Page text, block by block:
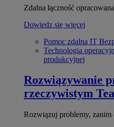
Zdalna łączność
Dowiedz się więcej
Pomoc zdalna IT
Technologia
produkcyjnej
Rozwiązywanie
rzeczywistym
Rozwiązuj problemy,